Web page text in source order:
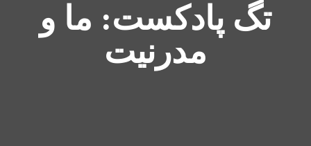
تگ پادکست: ما و
مدرنیت